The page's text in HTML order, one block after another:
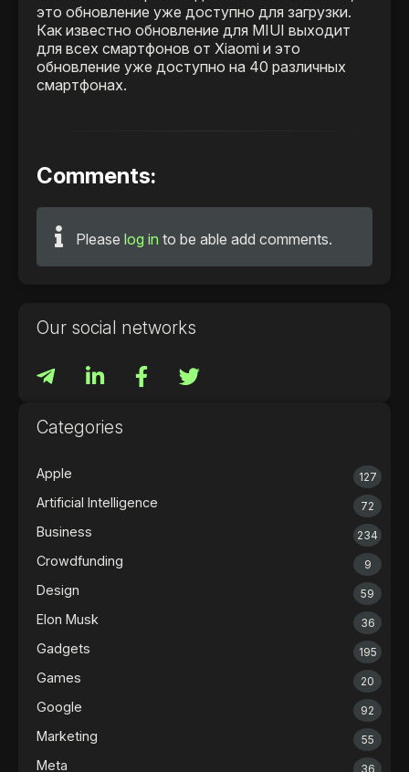
это обновление уже доступно для загрузки.
Как известно обновление для MIUI выходит
для всех смартфонов от Xiaomi и это
обновление уже доступно на 40 различных
смартфонах.
Comments:
Please log in to be able add comments.
Our social networks
Categories
Apple 127
Artificial Intelligence 72
Business 234
Crowdfunding 9
Design 59
Elon Musk 36
Gadgets 195
Games 20
Google 92
Marketing 55
Meta 36